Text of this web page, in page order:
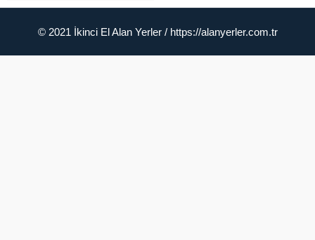
© 2021 İkinci El Alan Yerler / https://alanyerler.com.tr